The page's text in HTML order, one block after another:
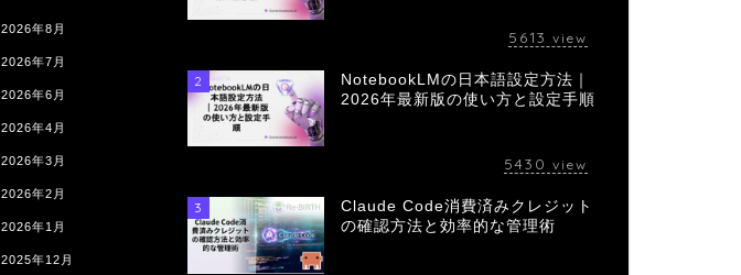
2026年8月
2026年7月
2026年6月
2026年4月
2026年3月
2026年2月
2026年1月
2025年12月
5613 view
2
NotebookLMの日本語設定方法｜
2026年最新版の使い方と設定手順
5430 view
3
Claude Code消費済みクレジット
の確認方法と効率的な管理術